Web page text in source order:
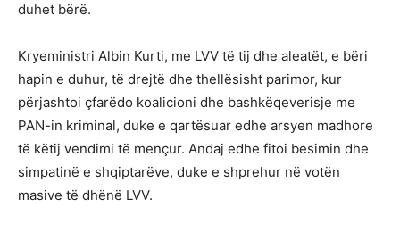
duhet bërë.
Kryeministri Albin Kurti, me LVV të tij dhe aleatët, e bëri
hapin e duhur, të drejtë dhe thellësisht parimor, kur
përjashtoi çfarëdo koalicioni dhe bashkëqeverisje me
PAN-in kriminal, duke e qartësuar edhe arsyen madhore
të këtij vendimi të mençur. Andaj edhe fitoi besimin dhe
simpatinë e shqiptarëve, duke e shprehur në votën
masive të dhënë LVV.